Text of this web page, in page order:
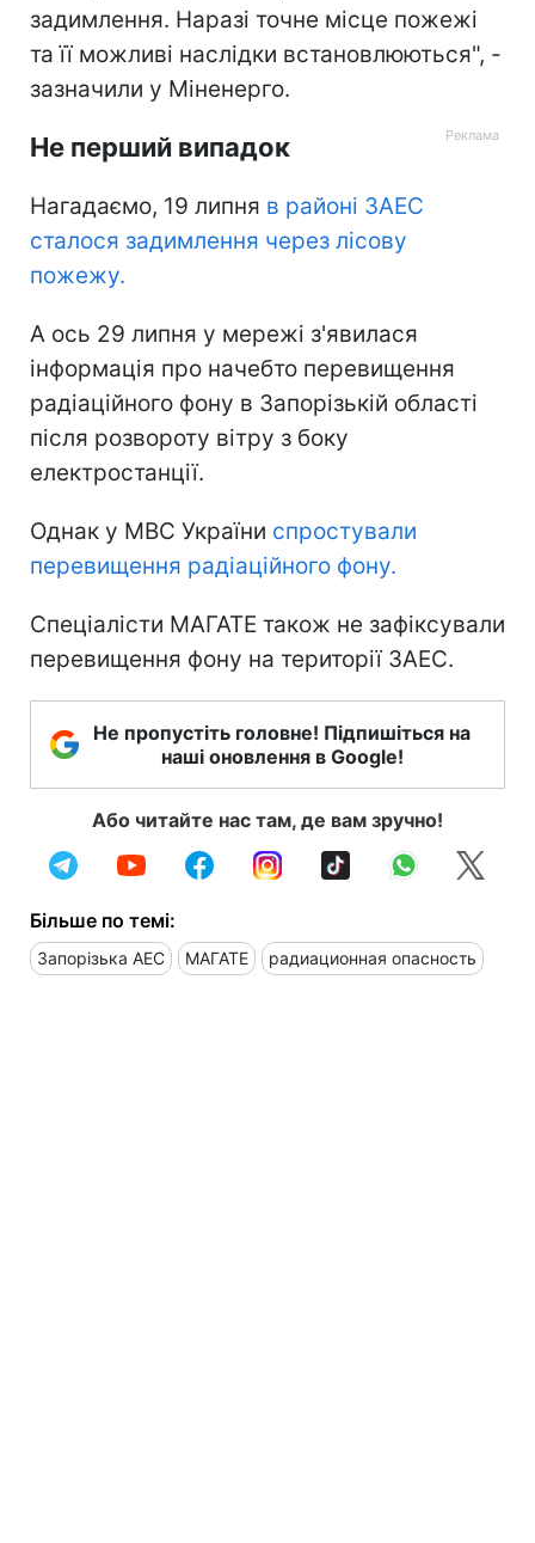
задимлення. Наразі точне місце пожежі
та її можливі наслідки встановлюються", -
зазначили у Міненерго.
Не перший випадок
Нагадаємо, 19 липня в районі ЗАЕС
сталося задимлення через лісову
пожежу.
А ось 29 липня у мережі з'явилася
інформація про начебто перевищення
радіаційного фону в Запорізькій області
після розвороту вітру з боку
електростанції.
Однак у МВС України спростували
перевищення радіаційного фону.
Спеціалісти МАГАТЕ також не зафіксували
перевищення фону на території ЗАЕС.
Не пропустіть головне! Підпишіться на
наші оновлення в Google!
Або читайте нас там, де вам зручно!
Більше по темі:
Запорізька АЕС МАГАТЕ радиационная опасность